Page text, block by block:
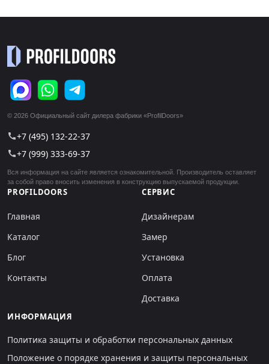
© 2026 Официальный сайт дилера фабрики «ProfilDoors»
call+7 (495) 132-22-37
call+7 (999) 333-69-37
Вся информация на сайте является ознакомительной. Производитель оставляет
за собой право вносить изменения в конструкцию выпускаемой продукции.
PROFILDOORS
Главная
Каталог
Блог
Контакты
СЕРВИС
Дизайнерам
Замер
Установка
Оплата
Доставка
ИНФОРМАЦИЯ
Политика защиты и обработки персональных данных
Положение о порядке хранения и защиты персональных